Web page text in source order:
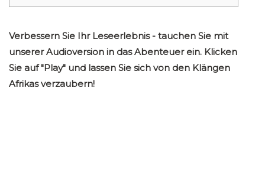
Verbessern Sie Ihr Leseerlebnis - tauchen Sie mit
unserer Audioversion in das Abenteuer ein. Klicken
Sie auf "Play" und lassen Sie sich von den Klängen
Afrikas verzaubern!